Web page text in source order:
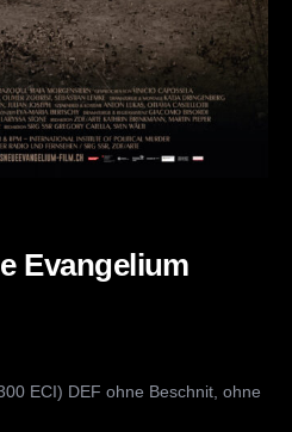
Evangelium
ECI) DEF ohne Beschnit, ohne